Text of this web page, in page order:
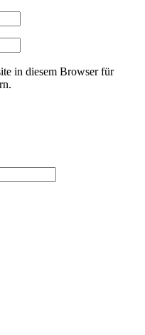
in diesem Browser für